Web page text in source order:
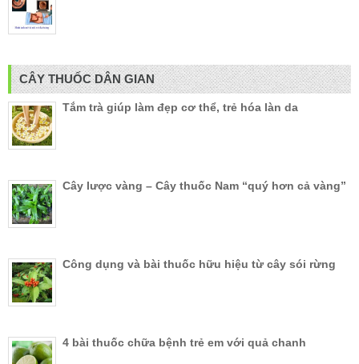
CÂY THUỐC DÂN GIAN
Tắm trà giúp làm đẹp cơ thể, trẻ hóa làn da
Cây lược vàng – Cây thuốc Nam “quý hơn cả vàng”
Công dụng và bài thuốc hữu hiệu từ cây sói rừng
4 bài thuốc chữa bệnh trẻ em với quả chanh